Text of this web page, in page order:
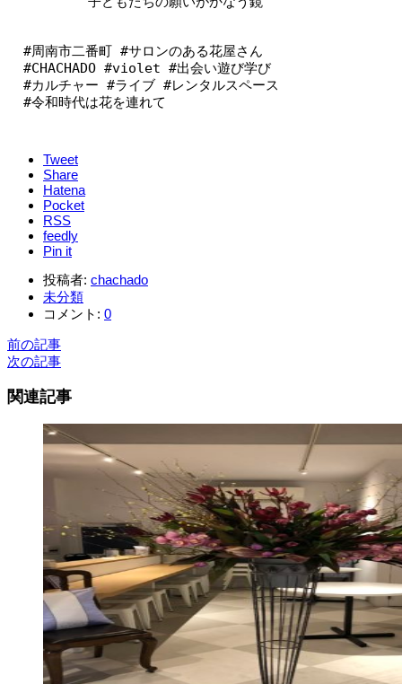
  #令和時代は花を連れて
Tweet
Share
Hatena
Pocket
RSS
feedly
Pin it
投稿者: chachado
未分類
コメント: 0
前の記事
次の記事
関連記事